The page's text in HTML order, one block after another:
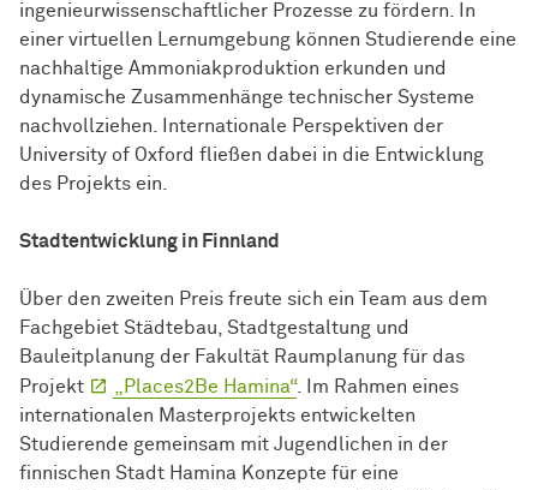
ingenieurwissenschaftlicher Prozesse zu fördern. In
einer virtuellen Lernumgebung können Studierende eine
nachhaltige Ammoniakproduktion erkunden und
dynamische Zusammenhänge technischer Systeme
nachvollziehen. Internationale Perspektiven der
University of Oxford fließen dabei in die Entwicklung
des Projekts ein.
Stadtentwicklung in Finnland
Über den zweiten Preis freute sich ein Team aus dem
Fachgebiet Städtebau, Stadtgestaltung und
Bauleitplanung der Fakultät Raumplanung für das
Projekt
„Places2Be Hamina“. Im Rahmen eines
internationalen Masterprojekts entwickelten
Studierende gemeinsam mit Jugendlichen in der
finnischen Stadt Hamina Konzepte für eine